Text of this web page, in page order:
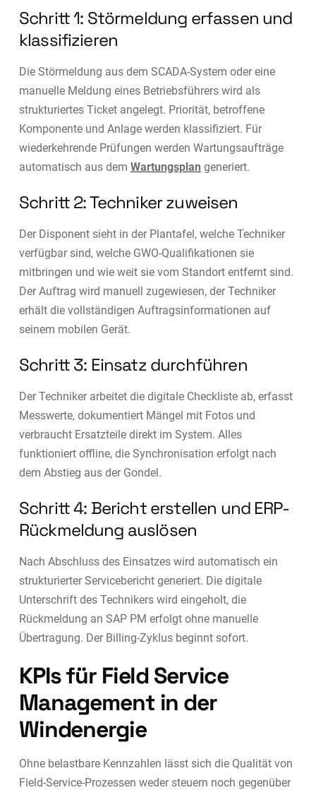
Schritt 1: Störmeldung erfassen und
klassifizieren
Die Störmeldung aus dem SCADA-System oder eine
manuelle Meldung eines Betriebsführers wird als
strukturiertes Ticket angelegt. Priorität, betroffene
Komponente und Anlage werden klassifiziert. Für
wiederkehrende Prüfungen werden Wartungsaufträge
automatisch aus dem Wartungsplan generiert.
Schritt 2: Techniker zuweisen
Der Disponent sieht in der Plantafel, welche Techniker
verfügbar sind, welche GWO-Qualifikationen sie
mitbringen und wie weit sie vom Standort entfernt sind.
Der Auftrag wird manuell zugewiesen, der Techniker
erhält die vollständigen Auftragsinformationen auf
seinem mobilen Gerät.
Schritt 3: Einsatz durchführen
Der Techniker arbeitet die digitale Checkliste ab, erfasst
Messwerte, dokumentiert Mängel mit Fotos und
verbraucht Ersatzteile direkt im System. Alles
funktioniert offline, die Synchronisation erfolgt nach
dem Abstieg aus der Gondel.
Schritt 4: Bericht erstellen und ERP-
Rückmeldung auslösen
Nach Abschluss des Einsatzes wird automatisch ein
strukturierter Servicebericht generiert. Die digitale
Unterschrift des Technikers wird eingeholt, die
Rückmeldung an SAP PM erfolgt ohne manuelle
Übertragung. Der Billing-Zyklus beginnt sofort.
KPIs für Field Service
Management in der
Windenergie
Ohne belastbare Kennzahlen lässt sich die Qualität von
Field-Service-Prozessen weder steuern noch gegenüber